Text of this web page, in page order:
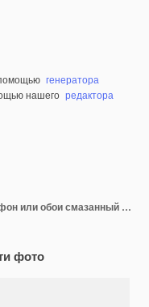
генератора
нашего редактора
акварельный фон для текстуры фон или обои смазанный эффект чернил ярко-оранжевый
фото